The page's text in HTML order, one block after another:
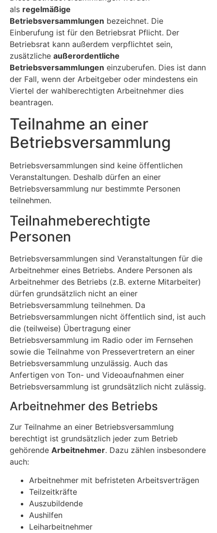
als regelmäßige
Betriebsversammlungen bezeichnet. Die
Einberufung ist für den Betriebsrat Pflicht. Der
Betriebsrat kann außerdem verpflichtet sein,
zusätzliche außerordentliche
Betriebsversammlungen einzuberufen. Dies ist dann
der Fall, wenn der Arbeitgeber oder mindestens ein
Viertel der wahlberechtigten Arbeitnehmer dies
beantragen.
Teilnahme an einer
Betriebsversammlung
Betriebsversammlungen sind keine öffentlichen
Veranstaltungen. Deshalb dürfen an einer
Betriebsversammlung nur bestimmte Personen
teilnehmen.
Teilnahmeberechtigte
Personen
Betriebsversammlungen sind Veranstaltungen für die
Arbeitnehmer eines Betriebs. Andere Personen als
Arbeitnehmer des Betriebs (z.B. externe Mitarbeiter)
dürfen grundsätzlich nicht an einer
Betriebsversammlung teilnehmen. Da
Betriebsversammlungen nicht öffentlich sind, ist auch
die (teilweise) Übertragung einer
Betriebsversammlung im Radio oder im Fernsehen
sowie die Teilnahme von Pressevertretern an einer
Betriebsversammlung unzulässig. Auch das
Anfertigen von Ton- und Videoaufnahmen einer
Betriebsversammlung ist grundsätzlich nicht zulässig.
Arbeitnehmer des Betriebs
Zur Teilnahme an einer Betriebsversammlung
berechtigt ist grundsätzlich jeder zum Betrieb
gehörende Arbeitnehmer. Dazu zählen insbesondere
auch:
Arbeitnehmer mit befristeten Arbeitsverträgen
Teilzeitkräfte
Auszubildende
Aushilfen
Leiharbeitnehmer